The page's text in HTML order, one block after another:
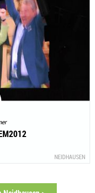
NEIDHAUSEN